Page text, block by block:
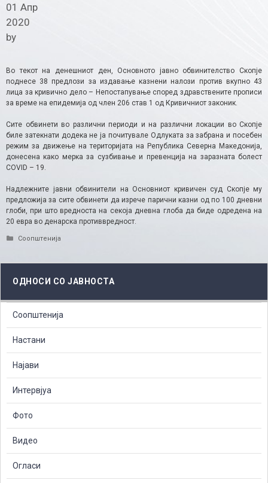
01 Апр
2020
by
Во текот на денешниот ден, Основното јавно обвинителство Скопје
поднесе 38 предлози за издавање казнени налози против вкупно 43
лица за кривично дело – Непостапување според здравствените прописи
за време на епидемија од член 206 став 1 од Кривичниот законик.
Сите обвинети во различни периоди и на различни локации во Скопје
биле затекнати додека не ја почитувале Одлуката за забрана и посебен
режим за движење на територијата на Република Северна Македонија,
донесена како мерка за сузбивање и превенција на заразната болест
COVID – 19.
Надлежните јавни обвинители на Основниот кривичен суд Скопје му
предложија за сите обвинети да изрече парични казни од по 100 дневни
глоби, при што вредноста на секоја дневна глоба да биде одредена на
20 евра во денарска противвредност.
Categories
Соопштенија
ОДНОСИ СО ЈАВНОСТА
Соопштенија
Настани
Најави
Интервјуа
Фото
Видео
Огласи